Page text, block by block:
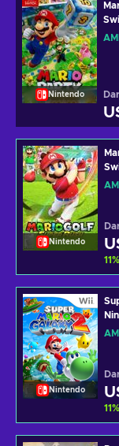
Nintendo
Nintendo
11%
Nintendo
11%